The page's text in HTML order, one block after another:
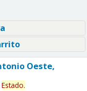
Oeste,
Estado.